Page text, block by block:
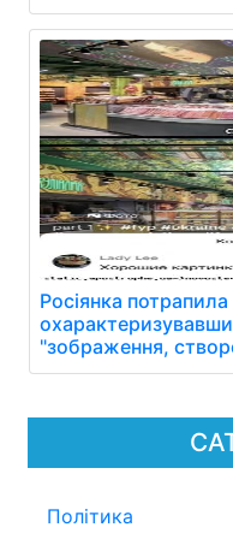
Політика
Росіянка
"зображення,